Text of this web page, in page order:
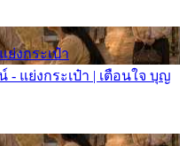
ย่งกระเป๋า
- แย่งกระเป๋า | เตือนใจ บุญ